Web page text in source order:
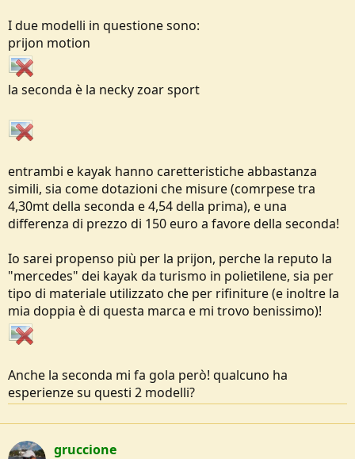
I due modelli in questione sono:
prijon motion
la seconda è la necky zoar sport
entrambi e kayak hanno caretteristiche abbastanza
simili, sia come dotazioni che misure (comrpese tra
4,30mt della seconda e 4,54 della prima), e una
differenza di prezzo di 150 euro a favore della seconda!
Io sarei propenso più per la prijon, perche la reputo la
"mercedes" dei kayak da turismo in polietilene, sia per
tipo di materiale utilizzato che per rifiniture (e inoltre la
mia doppia è di questa marca e mi trovo benissimo)!
Anche la seconda mi fa gola però! qualcuno ha
esperienze su questi 2 modelli?
gruccione